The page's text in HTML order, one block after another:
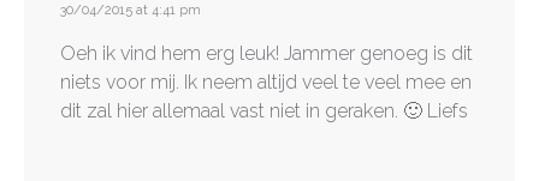
30/04/2015 at 4:41 pm
Oeh ik vind hem erg leuk! Jammer genoeg is dit
niets voor mij. Ik neem altijd veel te veel mee en
dit zal hier allemaal vast niet in geraken. 🙂 Liefs